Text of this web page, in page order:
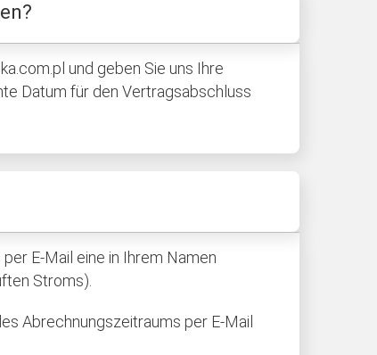
und geben Sie uns Ihre
Datum für den Vertragsabschluss
E-Mail eine in Ihrem Namen
Stroms).
Abrechnungszeitraums per E-Mail